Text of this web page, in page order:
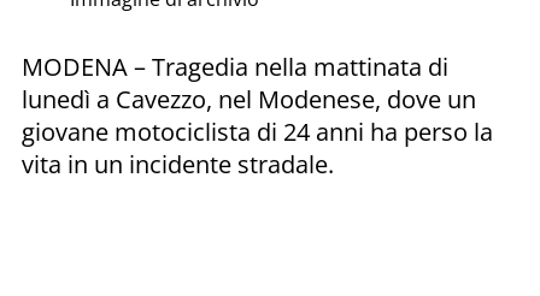
MODENA – Tragedia nella mattinata di
lunedì a Cavezzo, nel Modenese, dove un
giovane motociclista di 24 anni ha perso la
vita in un incidente stradale.